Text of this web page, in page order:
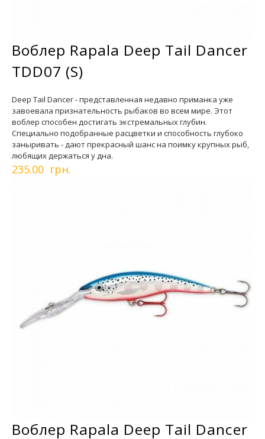
Воблер Rapala Deep Tail Dancer
TDD07 (S)
Deep Tail Dancer - представленная недавно приманка уже
завоевала признательность рыбаков во всем мире. Этот
воблер способен достигать экстремальных глубин.
Специально подобранные расцветки и способность глубоко
заныривать - дают прекрасный шанс на поимку крупных рыб,
любящих держаться у дна.
235.00 грн.
Воблер Rapala Deep Tail Dancer